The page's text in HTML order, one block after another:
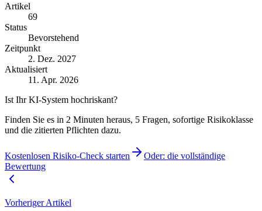
Artikel
69
Status
Bevorstehend
Zeitpunkt
2. Dez. 2027
Aktualisiert
11. Apr. 2026
Ist Ihr KI-System hochriskant?
Finden Sie es in 2 Minuten heraus, 5 Fragen, sofortige Risikoklasse
und die zitierten Pflichten dazu.
Kostenlosen Risiko-Check starten
Oder: die vollständige
Bewertung
Vorheriger Artikel